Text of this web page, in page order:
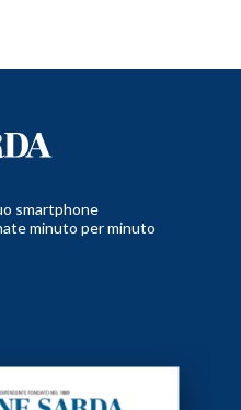
smartphone
minuto per minuto